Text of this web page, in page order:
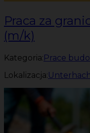
Praca za
(m/k)
Kategoria:Prace
Lokalizacja: